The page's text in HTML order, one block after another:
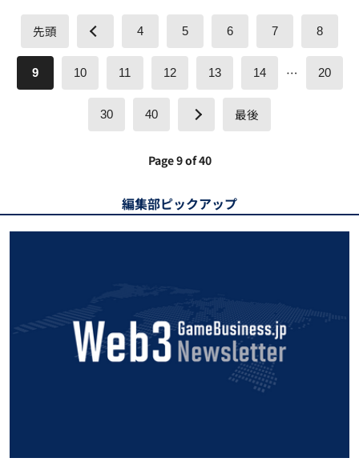
先頭 4 5 6 7 8
9 10 11 12 13 14 … 20
30 40 最後
Page 9 of 40
編集部ピックアップ